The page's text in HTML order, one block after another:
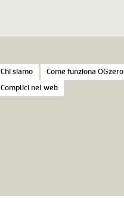
Chi siamo Come funziona OGzero
Complici nel web